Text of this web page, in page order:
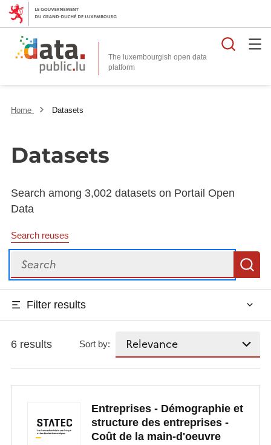
The luxembourgish open data
platform
Home Datasets
Datasets
Search among 3,002 datasets on Portail Open
Data
Search reuses
Search
Filter results
6 results Sort by:
Entreprises - Démographie et
structure des entreprises -
Coût de la main-d'oeuvre